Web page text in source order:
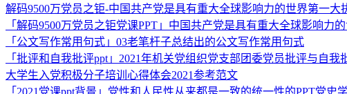
解码9500万党员之钜-中国共产党是具有重大全球影响力的世界第一大
「解码9500万党员之钜党课PPT」中国共产党是具有重大全球影响力
「公文写作常用句式」03老笔杆子总结出的公文写作常用句式
「批评和自我批评ppt」2021年机关党组织党支部团委党员批评与自
大学生入党积极分子培训心得体会2021参考范文
「2021党课ppt背景」党性和人民性从来都是一致的统一性的PPT党史